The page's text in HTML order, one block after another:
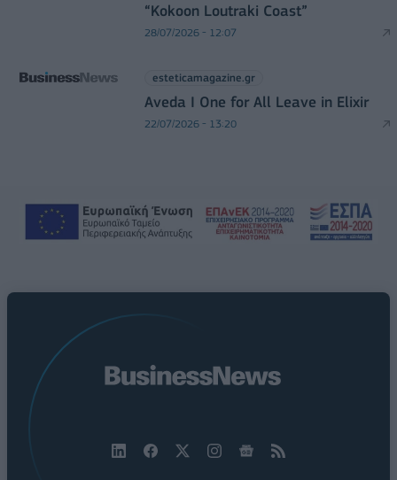
“Kokoon Loutraki Coast”
28/07/2026 - 12:07
esteticamagazine.gr
Aveda I One for All Leave in Elixir
22/07/2026 - 13:20